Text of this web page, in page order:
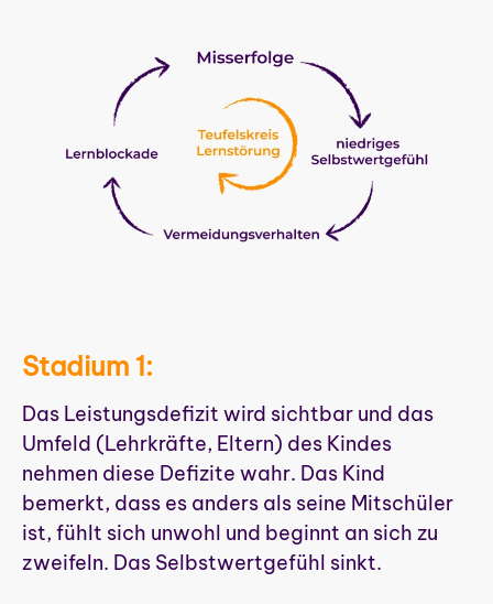
Stadium 1:
Das Leistungsdefizit wird sichtbar und das
Umfeld (Lehrkräfte, Eltern) des Kindes
nehmen diese Defizite wahr. Das Kind
bemerkt, dass es anders als seine Mitschüler
ist, fühlt sich unwohl und beginnt an sich zu
zweifeln. Das Selbstwertgefühl sinkt.